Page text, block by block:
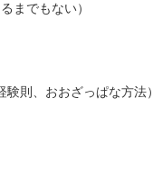
までもない）
則、おおざっぱな方法）